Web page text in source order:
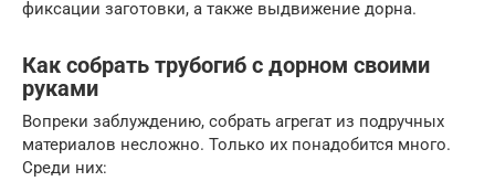
фиксации заготовки, а также выдвижение дорна.
Как собрать трубогиб с дорном своими
руками
Вопреки заблуждению, собрать агрегат из подручных
материалов несложно. Только их понадобится много.
Среди них: